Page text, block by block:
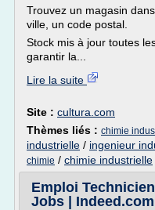
Trouvez un magasin
ville, un code postal.
Stock mis à jour toutes
garantir la...
Lire la suite
Site : cultura.com
Thèmes liés : chimie
industrielle / ingenieur
chimie / chimie industrielle
Emploi
Jobs | Indeed.com